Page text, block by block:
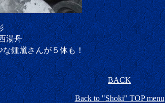
湯舟
鍾馗さんが５体も！
BACK
Back to "Shoki" TOP menu